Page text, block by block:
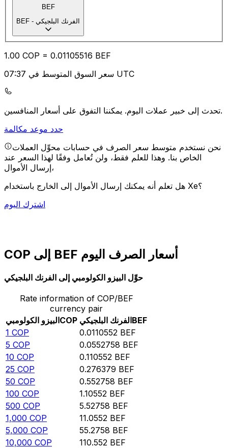
BEF
BEF - الفرنك البلجيكي
1.00 COP = 0.01105516 BEF
سعر السوق المتوسط في 07:37 UTC
تحدث إلى خبير عملات اليوم.يمكننا التفوق على أسعار المنافسين.
حدد موعد مكالمة
نحن نستخدم متوسط سعر الصرف في حسابات محوِّل العملات
الخاص بنا. وهذا للعلم فقط، ولن تُعامل وفقًا لهذا السعر عند
إرسال الأموال،
هل تعلم أنه يمكنك إرسال الأموال إلى الخارج باستخدام Xe؟
اشترك اليوم
COP إلى BEF أسعار الصرف اليوم
حوِّل البيزو الكولومبي إلى الفرنك البلجيكي
Rate information of COP/BEF
currency pair
البيزو الكولومبيCOP الفرنك البلجيكيBEF
1 COP 0.0110552 BEF
5 COP 0.0552758 BEF
10 COP 0.110552 BEF
25 COP 0.276379 BEF
50 COP 0.552758 BEF
100 COP 1.10552 BEF
500 COP 5.52758 BEF
1,000 COP 11.0552 BEF
5,000 COP 55.2758 BEF
10,000 COP 110.552 BEF